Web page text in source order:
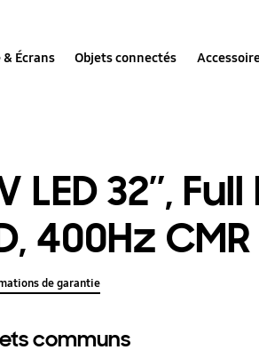
Écrans Objets connectés
LED 32’’,
400Hz
de garantie
communs